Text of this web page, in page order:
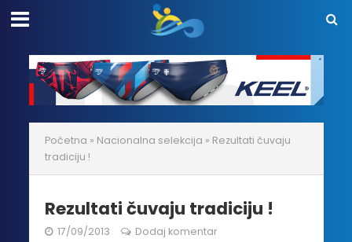
Početna » Nacionalna selekcija » Rezultati čuvaju
tradiciju !
Rezultati čuvaju tradiciju !
17/09/2013 Dodaj komentar